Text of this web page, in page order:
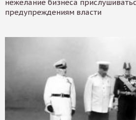
нежелание бизнеса
предупреждениям власти